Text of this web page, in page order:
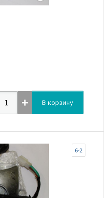
В корзину
6-2